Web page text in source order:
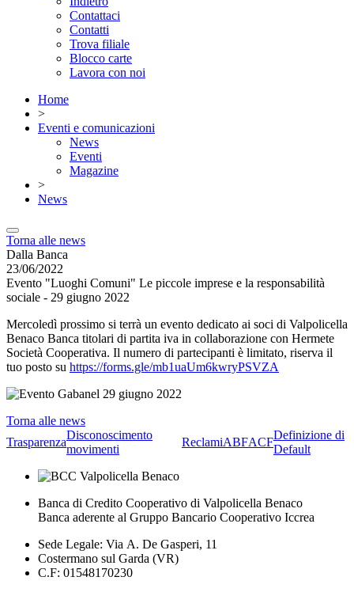
Contattaci
Contatti
Trova filiale
Blocco carte
Lavora con noi
Home
>
Eventi e comunicazioni
News
Eventi
Magazine
>
News
Torna alle news
Dalla Banca
23/06/2022
Evento "Luoghi Comuni" Le piccole imprese e la responsabilità
sociale - 29 giugno 2022
Mercoledì prossimo si terrà un evento dedicato ai soci di Valpolicella
Benaco Banca titolari di partita iva in collaborazione con Hermete
Società Cooperativa. Il numero di partecipanti è limitato, riserva il
tuo posto su https://forms.gle/mb1uaUm6kwryPSVZA
Torna alle news
Trasparenza
Disconoscimento
movimenti
ReclamiABFACF
Definizione di
Default
Banca di Credito Cooperativo di Valpolicella Benaco
Banca aderente al Gruppo Bancario Cooperativo Iccrea
Sede Legale: Via A. De Gasperi, 11
Costermano sul Garda (VR)
C.F: 01548170230